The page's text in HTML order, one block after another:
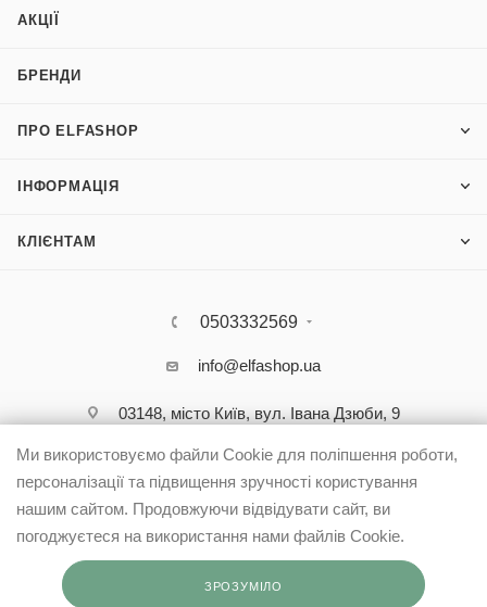
АКЦІЇ
БРЕНДИ
ПРО ELFASHOP
ІНФОРМАЦІЯ
КЛІЄНТАМ
0503332569
info@elfashop.ua
03148, місто Київ, вул. Івана Дзюби, 9
Ми використовуємо файли Cookie для поліпшення роботи,
персоналізації та підвищення зручності користування
нашим сайтом. Продовжуючи відвідувати сайт, ви
погоджуєтеся на використання нами файлів Cookie.
ЗРОЗУМІЛО